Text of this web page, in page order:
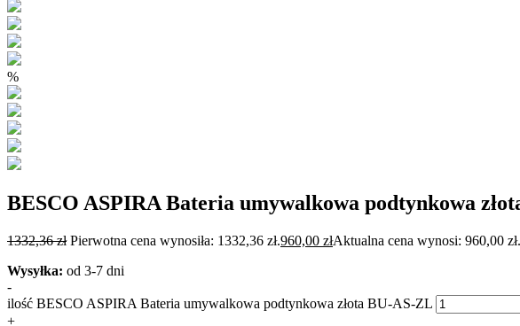
%
BESCO ASPIRA Bateria umywalkowa podtynkowa
1332,36zł Pierwotna cena wynosiła: 1332,36 zł.960,00 złAktualna cena wynosi: 960,00 zł.
Wysyłka: od 3-7 dni
-
ilość BESCO ASPIRA Bateria umywalkowa podtynkowa złota BU-AS-ZL
+